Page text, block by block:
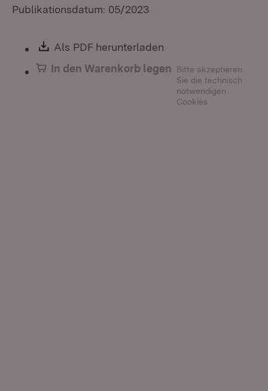
Publikationsdatum: 05/2023
Download:
Als PDF herunterladen
In den Warenkorb legen
Bitte akzeptieren
Sie die technisch
notwendigen
Cookies